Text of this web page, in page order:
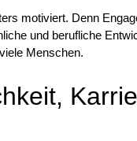
motiviert. Denn
und berufliche
Menschen.